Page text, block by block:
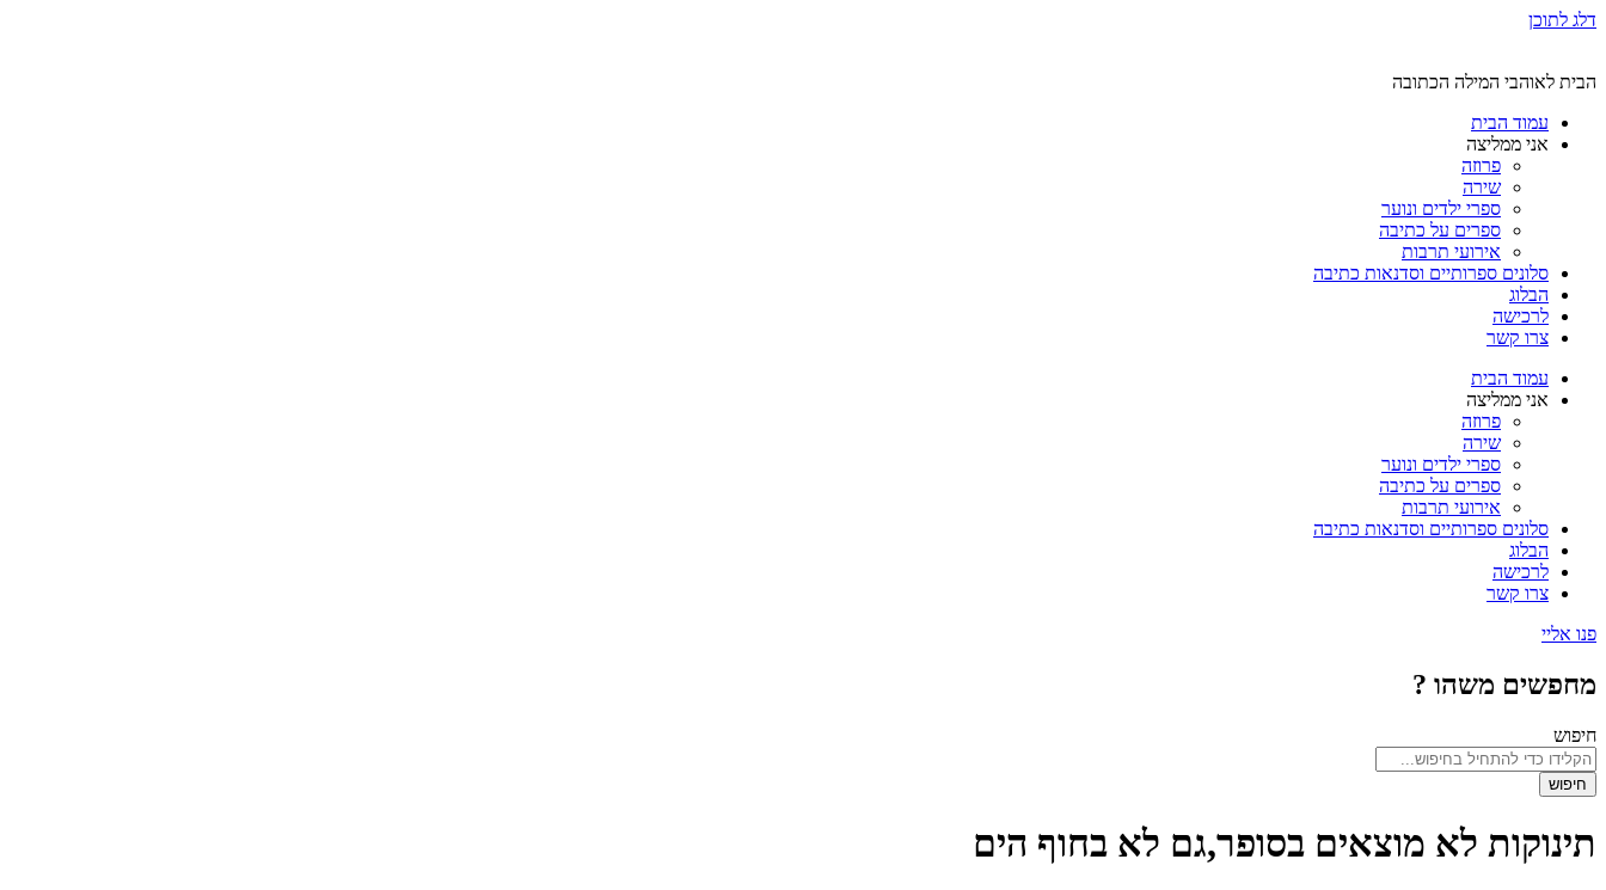
דלג לתוכן
הבית לאוהבי המילה הכתובה
עמוד הבית
אני ממליצה
פרוזה
שירה
ספרי ילדים ונוער
ספרים על כתיבה
אירועי תרבות
סלונים ספרותיים וסדנאות כתיבה
הבלוג
לרכישה
צרו קשר
עמוד הבית
אני ממליצה
פרוזה
שירה
ספרי ילדים ונוער
ספרים על כתיבה
אירועי תרבות
סלונים ספרותיים וסדנאות כתיבה
הבלוג
לרכישה
צרו קשר
פנו אליי
מחפשים משהו ?
חיפוש
חיפוש
תינוקות לא מוצאים בסופר,גם לא בחוף הים